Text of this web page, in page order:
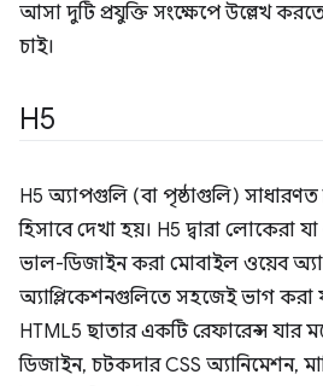
আসা দুটি প্রযুক্তি সংক্ষেপে উল্লেখ
চাই।
H5
H5 অ্যাপগুলি (বা পৃষ্ঠাগুলি) সাধারণত
হিসাবে দেখা হয়। H5 দ্বারা লোকেরা
ভাল-ডিজাইন করা মোবাইল ওয়েব
অ্যাপ্লিকেশনগুলিতে সহজেই ভাগ করা
HTML5 ছাতার একটি রেফারেন্স যার
ডিজাইন, চটকদার CSS অ্যানিমেশন,